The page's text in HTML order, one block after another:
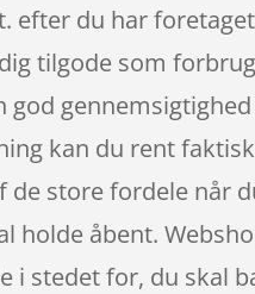
efter du har
tilgode som
god
kan du rent
store fordele når
holde åbent.
i stedet for, du skal